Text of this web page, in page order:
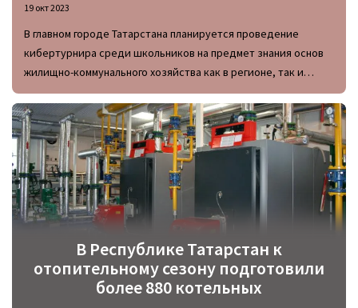
19 окт 2023
В главном городе Татарстана планируется проведение
кибертурнира среди школьников на предмет знания основ
жилищно-коммунального хозяйства как в регионе, так и
России, в частности. Участие в онлайн-соревновании смогут
принять все желающие учащиеся с 5 по 8 классы.
В Республике Татарстан к
отопительному сезону подготовили
более 880 котельных